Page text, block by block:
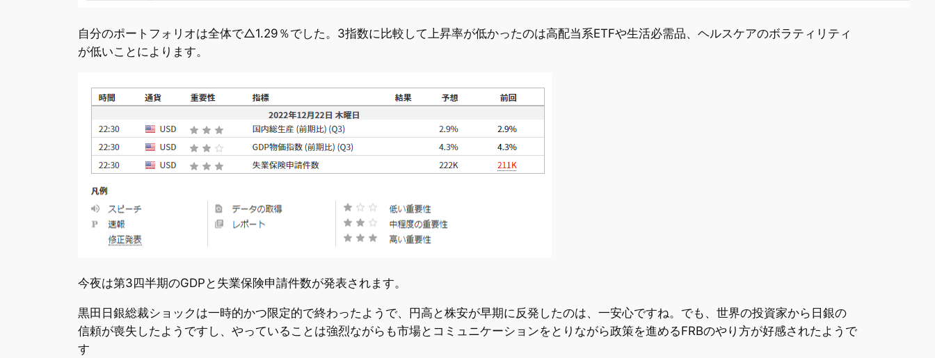
自分のポートフォリオは全体で△1.29％でした。3指数に比較して上昇率が低かったのは高配当系ETFや生活必需品、ヘルスケアのボラティリティ
が低いことによります。
今夜は第3四半期のGDPと失業保険申請件数が発表されます。
黒田日銀総裁ショックは一時的かつ限定的で終わったようで、円高と株安が早期に反発したのは、一安心ですね。でも、世界の投資家から日銀の
信頼が喪失したようですし、やっていることは強烈ながらも市場とコミュニケーションをとりながら政策を進めるFRBのやり方が好感されたようで
す